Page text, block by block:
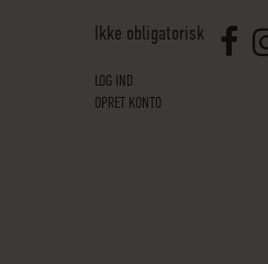
Ikke obligatorisk
LOG IND
OPRET KONTO